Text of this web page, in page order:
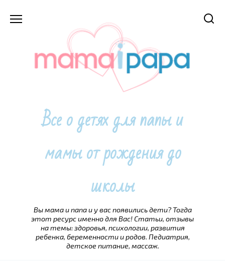
Все о детях для папы и
мамы от рождения до
школы
Вы мама и папа и у вас появились дети? Тогда
этот ресурс именно для Вас! Статьи, отзывы
на темы: здоровья, психологии, развития
ребенка, беременности и родов. Педиатрия,
детское питание, массаж.